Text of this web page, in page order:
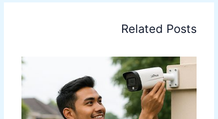
Related Posts